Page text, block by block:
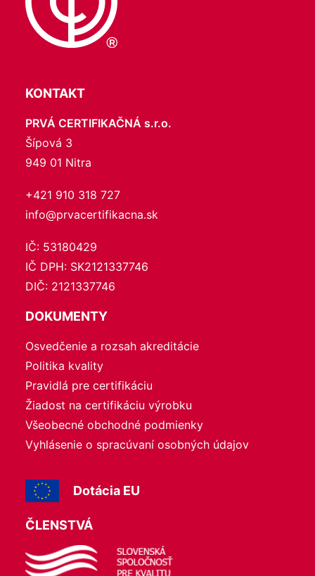
KONTAKT
PRVÁ CERTIFIKAČNÁ s.r.o.
Šípová 3
949 01 Nitra
+421 910 318 727
info@prvacertifikacna.sk
IČ: 53180429
IČ DPH: SK2121337746
DIČ: 2121337746
DOKUMENTY
Osvedčenie a rozsah akreditácie
Politika kvality
Pravidlá pre certifikáciu
Žiadost na certifikáciu výrobku
Všeobecné obchodné podmienky
Vyhlásenie o spracúvaní osobných údajov
Dotácia EU
ČLENSTVÁ